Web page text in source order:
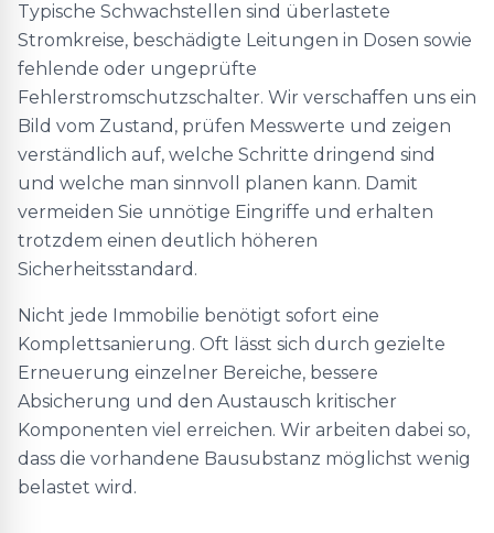
Typische Schwachstellen sind überlastete
Stromkreise, beschädigte Leitungen in Dosen sowie
fehlende oder ungeprüfte
Fehlerstromschutzschalter. Wir verschaffen uns ein
Bild vom Zustand, prüfen Messwerte und zeigen
verständlich auf, welche Schritte dringend sind
und welche man sinnvoll planen kann. Damit
vermeiden Sie unnötige Eingriffe und erhalten
trotzdem einen deutlich höheren
Sicherheitsstandard.
Nicht jede Immobilie benötigt sofort eine
Komplettsanierung. Oft lässt sich durch gezielte
Erneuerung einzelner Bereiche, bessere
Absicherung und den Austausch kritischer
Komponenten viel erreichen. Wir arbeiten dabei so,
dass die vorhandene Bausubstanz möglichst wenig
belastet wird.